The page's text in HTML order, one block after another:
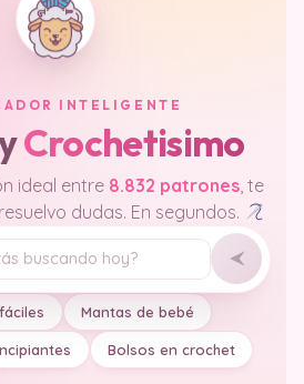
INTELIGENTE
Crochetisimo
ideal entre 8.832 patrones, te
dudas. En segundos.
Mantas de bebé
Bolsos en crochet